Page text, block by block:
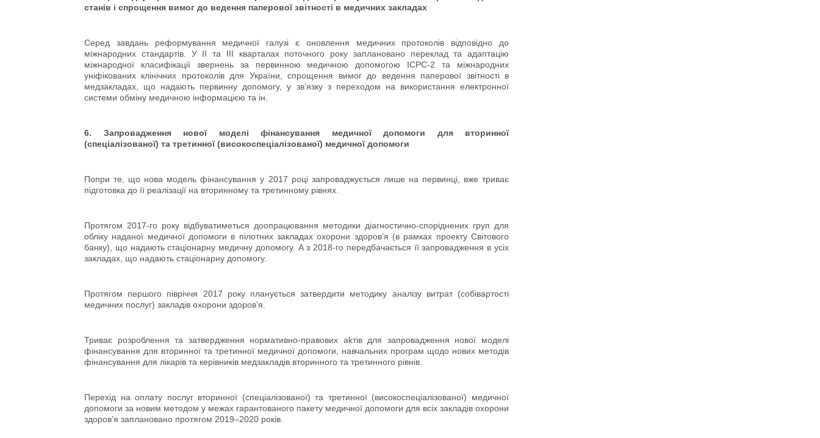
станів і спрощення вимог до ведення паперової звітності в медичних закладах
Серед завдань реформування медичної галузі є оновлення медичних протоколів відповідно до
міжнародних стандартів. У ІІ та ІІІ кварталах поточного року заплановано переклад та адаптацію
міжнародної класифікації звернень за первинною медичною допомогою ІСРС-2 та міжнародних
уніфікованих клінічних протоколів для України, спрощення вимог до ведення паперової звітності в
медзакладах, що надають первинну допомогу, у зв’язку з переходом на використання електронної
системи обміну медичною інформацією та ін.
6. Запровадження нової моделі фінансування медичної допомоги для вторинної
(спеціалізованої) та третинної (високоспеціалізованої) медичної допомоги
Попри те, що нова модель фінансування у 2017 році запроваджується лише на первинці, вже триває
підготовка до її реалізації на вторинному та третинному рівнях.
Протягом 2017-го року відбуватиметься доопрацювання методики діагностично-споріднених груп для
обліку наданої медичної допомоги в пілотних закладах охорони здоров’я (в рамках проекту Світового
банку), що надають стаціонарну медичну допомогу. А з 2018-го передбачається її запровадження в усіх
закладах, що надають стаціонарну допомогу.
Протягом першого півріччя 2017 року планується затвердити методику аналізу витрат (собівартості
медичних послуг) закладів охорони здоров’я.
Триває розроблення та затвердження нормативно-правових аkтів для запровадження нової моделі
фінансування для вторинної та третинної медичної допомоги, навчальних програм щодо нових методів
фінансування для лікарів та керівників медзакладів вторинного та третинного рівнів.
Перехід на оплату послуг вторинної (спеціалізованої) та третинної (високоспеціалізованої) медичної
допомоги за новим методом у межах гарантованого пакету медичної допомоги для всіх закладів охорони
здоров’я заплановано протягом 2019–2020 років.